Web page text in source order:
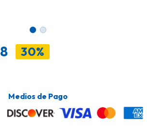
30%
Medios de Pago